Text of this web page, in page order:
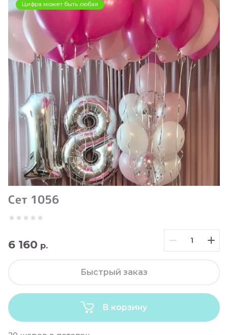
Цифра может быть любая
Сет 1056
6 160 р.
В корзину
Быстрый заказ